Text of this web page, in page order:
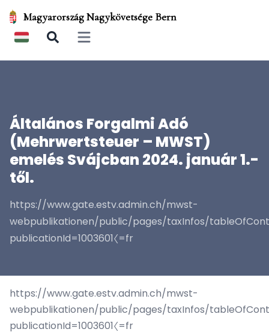
Magyarország Nagykövetsége Bern
Open main menu
Általános Forgalmi Adó
(Mehrwertsteuer – MWST)
emelés Svájcban 2024. január 1.-
től.
https://www.gate.estv.admin.ch/mwst-
webpublikationen/public/pages/taxInfos/
publicationId=1003601〈=fr
https://www.gate.estv.admin.ch/mwst-
webpublikationen/public/pages/taxInfos/
publicationId=1003601〈=fr